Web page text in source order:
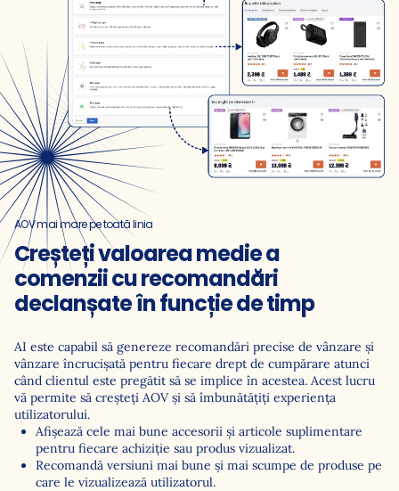
AOV mai mare pe toată linia
Creșteți valoarea medie a
comenzii cu recomandări
declanșate în funcție de timp
AI este capabil să genereze recomandări precise de vânzare și
vânzare încrucișată pentru fiecare drept de cumpărare atunci
când clientul este pregătit să se implice în acestea. Acest lucru
vă permite să creşteţi AOV şi să îmbunătăţiţi experienţa
utilizatorului.
Afișează cele mai bune accesorii și articole suplimentare
pentru fiecare achiziție sau produs vizualizat.
Recomandă versiuni mai bune şi mai scumpe de produse pe
care le vizualizează utilizatorul.